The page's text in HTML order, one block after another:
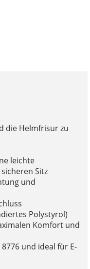
die Helmfrisur zu
leichte
Sitz
und
Polystyrol)
Komfort und
und ideal für E-